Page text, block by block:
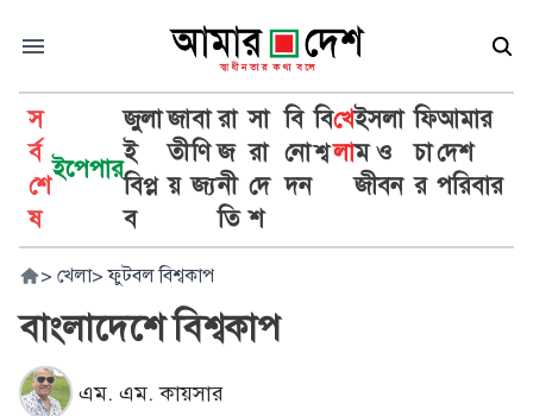
স
র্ব
শে
ষ
ইপেপার
জুলা
ই
বিপ্ল
ব
জা
তী
য়
বা
ণি
জ্য
রা
জ
নী
তি
সা
রা
দে
শ
বি
নো
দন
বি
শ্ব
খে
লা
ইসলা
ম ও
জীবন
ফি
চা
র
আমার
দেশ
পরিবার
> খেলা> ফুটবল বিশ্বকাপ
বাংলাদেশে বিশ্বকাপ
এম. এম. কায়সার